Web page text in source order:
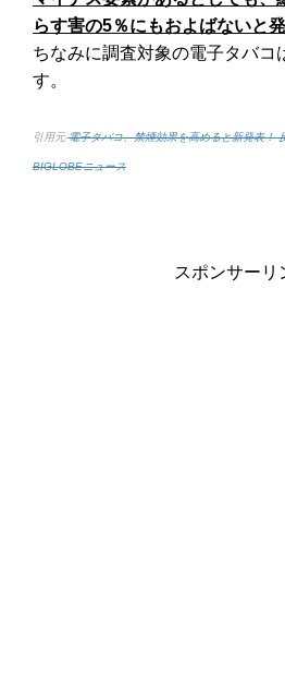
らす害の5％にもおよばないと
ちなみに調査対象の電子タバコ
す。
引用元-電子タバコ、禁煙効果を高めると新発表！
BIGLOBEニュース
スポンサーリ